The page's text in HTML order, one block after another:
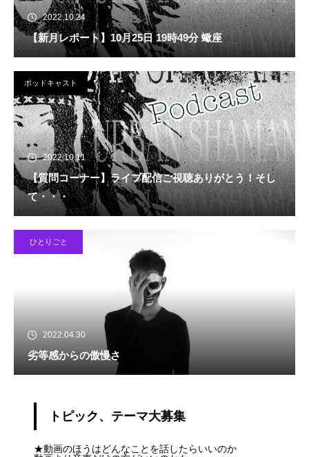
2022.10.24
【新月レポート】10月25日 19時49分 蠍座
ポッドキャスト
2022.10.11
【質問コーナー】ライブ配信ご視聴ありがとう！そし
て・・・
ひとりごと
2022.04.30
劣等感からの傲慢さ
トピック、テーマ大募集
★動画のほうはどんなことを話したらいいのか